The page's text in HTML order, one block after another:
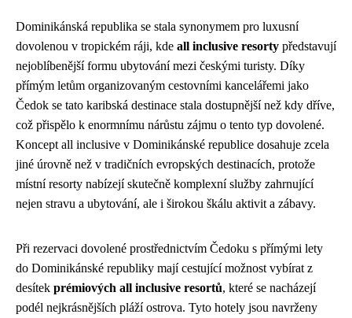
Dominikánská republika se stala synonymem pro luxusní
dovolenou v tropickém ráji, kde all inclusive resorty představují
nejoblíbenější formu ubytování mezi českými turisty. Díky
přímým letům organizovaným cestovními kancelářemi jako
Čedok se tato karibská destinace stala dostupnější než kdy dříve,
což přispělo k enormnímu nárůstu zájmu o tento typ dovolené.
Koncept all inclusive v Dominikánské republice dosahuje zcela
jiné úrovně než v tradičních evropských destinacích, protože
místní resorty nabízejí skutečně komplexní služby zahrnující
nejen stravu a ubytování, ale i širokou škálu aktivit a zábavy.
Při rezervaci dovolené prostřednictvím Čedoku s přímými lety
do Dominikánské republiky mají cestující možnost vybírat z
desítek prémiových all inclusive resortů, které se nacházejí
podél nejkrásnějších pláží ostrova. Tyto hotely jsou navrženy